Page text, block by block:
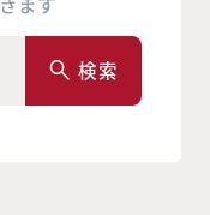
検索